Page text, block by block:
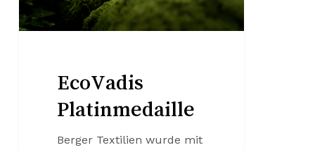
EcoVadis
Platinmedaille
Berger Textilien wurde mit